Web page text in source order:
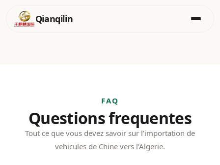
Qianqilin
FAQ
Questions frequentes
Tout ce que vous devez savoir sur l’importation de
vehicules de Chine vers l’Algerie.